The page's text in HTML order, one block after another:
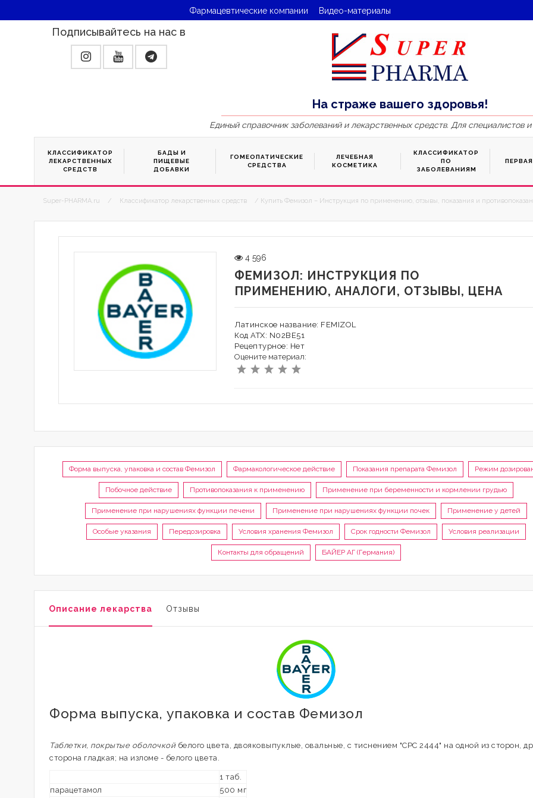
Фармацевтические компании Видео-материалы
Подписывайтесь на нас в
На страже вашего здоровья!
Единый справочник заболеваний и лекарственных средств. Для специалистов
КЛАССИФИКАТОР
ЛЕКАРСТВЕННЫХ
СРЕДСТВ
БАДЫ И
ПИЩЕВЫЕ
ДОБАВКИ
ГОМЕОПАТИЧЕСКИЕ
СРЕДСТВА
ЛЕЧЕБНАЯ
КОСМЕТИКА
КЛАССИФИКАТОР
ПО
ЗАБОЛЕВАНИЯМ
Super-PHARMA.ru / Классификатор лекарственных средств / Купить Фемизол – Инструкция по применению, отзывы, показания и
4 596
ФЕМИЗОЛ: ИНСТРУКЦИЯ ПО
ПРИМЕНЕНИЮ, АНАЛОГИ, ОТЗЫВЫ, ЦЕНА
Латинское название: FEMIZOL
Код АТХ: N02BE51
Рецептурное: Нет
Оцените материал:
Форма выпуска, упаковка и состав Фемизол Фармакологическое действие Показания препарата Фемизол Режим
Побочное действие Противопоказания к применению Применение при беременности и кормлении грудью
Применение при нарушениях функции печени Применение при нарушениях функции почек Применение у детей
Особые указания Передозировка Условия хранения Фемизол Срок годности Фемизол Условия реализации
Контакты для обращений БАЙЕР АГ (Германия)
Описание лекарства Отзывы
Форма выпуска, упаковка и состав Фемизол
Таблетки, покрытые оболочкойбелого цвета, двояковыпуклые, овальные, с тиснением "CPC 2444" на одной из сторон,
сторона гладкая; на изломе - белого цвета.
1 таб.
парацетамол
500 мг